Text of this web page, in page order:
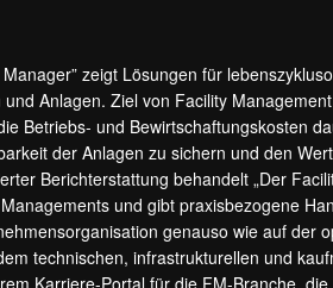
zeigt Lösungen für
Anlagen. Ziel von Facility
Betriebs- und Bewirtschaftungskosten
der Anlagen zu sichern und den
Berichterstattung behandelt „Der
und gibt praxisbezogene
genauso wie auf der
technischen, infrastrukturellen und